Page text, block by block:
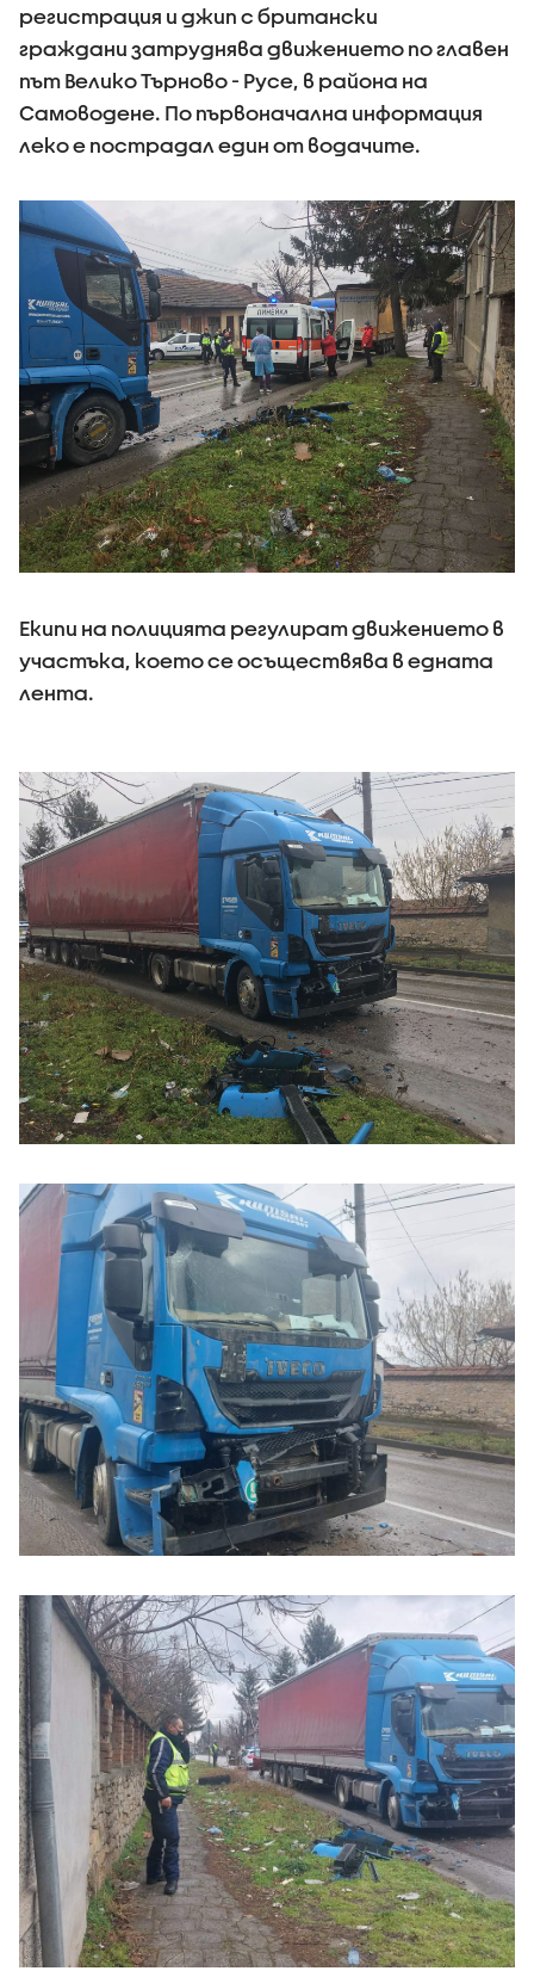
регистрация и джип с британски
граждани затруднява движението по главен
път Велико Търново - Русе, в района на
Самоводене. По първоначална информация
леко е пострадал един от водачите.
Екипи на полицията регулират движението в
участъка, което се осъществява в едната
лента.